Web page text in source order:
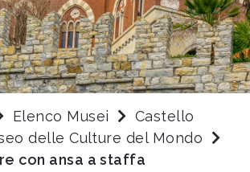
Elenco Musei
Castello
delle Culture del Mondo
con ansa a staffa